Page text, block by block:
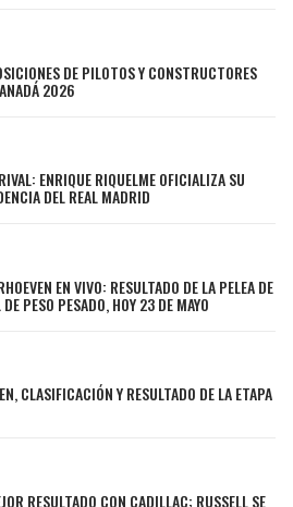
DE PILOTOS Y CONSTRUCTORES
2026
ENRIQUE RIQUELME OFICIALIZA SU
DEL REAL MADRID
EN VIVO: RESULTADO DE LA PELEA DE
PESO PESADO, HOY 23 DE MAYO
CLASIFICACIÓN Y RESULTADO DE LA ETAPA
RESULTADO CON CADILLAC; RUSSELL SE